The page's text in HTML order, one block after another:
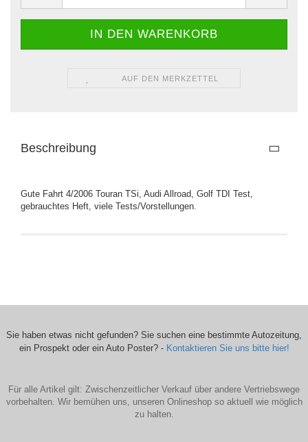
AUF DEN MERKZETTEL
Beschreibung
Gute Fahrt 4/2006 Touran TSi, Audi Allroad, Golf TDI Test,
gebrauchtes Heft, viele Tests/Vorstellungen.
Sie haben etwas nicht gefunden? Sie suchen eine bestimmte Autozeitung,
ein Prospekt oder ein Auto Poster? - Kontaktieren Sie uns bitte hier!
Für alle Artikel gilt: Zwischenzeitlicher Verkauf über andere Vertriebswege
vorbehalten. Wir bemühen uns, unseren Onlineshop so aktuell wie möglich
zu halten.